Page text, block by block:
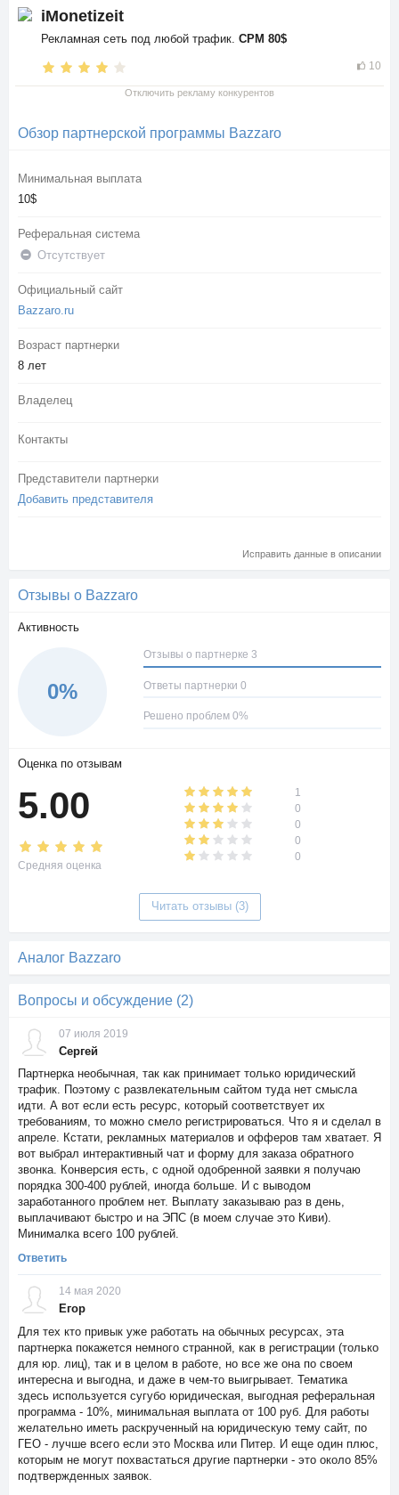
iMonetizeit
Рекламная сеть под любой трафик. CPM 80$
10
Отключить рекламу конкурентов
Обзор партнерской программы Bazzaro
Минимальная выплата
10$
Реферальная система
Отсутствует
Официальный сайт
Bazzaro.ru
Возраст партнерки
8 лет
Владелец
Контакты
Представители партнерки
Добавить представителя
Исправить данные в описании
Отзывы о Bazzaro
Активность
0%
Отзывы о партнерке 3
Ответы партнерки 0
Решено проблем 0%
Оценка по отзывам
5.00
Средняя оценка
1
0
0
0
0
Читать отзывы (3)
Аналог Bazzaro
Вопросы и обсуждение (2)
07 июля 2019
Сергей
Партнерка необычная, так как принимает только юридический
трафик. Поэтому с развлекательным сайтом туда нет смысла
идти. А вот если есть ресурс, который соответствует их
требованиям, то можно смело регистрироваться. Что я и сделал в
апреле. Кстати, рекламных материалов и офферов там хватает. Я
вот выбрал интерактивный чат и форму для заказа обратного
звонка. Конверсия есть, с одной одобренной заявки я получаю
порядка 300-400 рублей, иногда больше. И с выводом
заработанного проблем нет. Выплату заказываю раз в день,
выплачивают быстро и на ЭПС (в моем случае это Киви).
Минималка всего 100 рублей.
Ответить
14 мая 2020
Егор
Для тех кто привык уже работать на обычных ресурсах, эта
партнерка покажется немного странной, как в регистрации (только
для юр. лиц), так и в целом в работе, но все же она по своем
интересна и выгодна, и даже в чем-то выигрывает. Тематика
здесь используется сугубо юридическая, выгодная реферальная
программа - 10%, минимальная выплата от 100 руб. Для работы
желательно иметь раскрученный на юридическую тему сайт, по
ГЕО - лучше всего если это Москва или Питер. И еще один плюс,
которым не могут похвастаться другие партнерки - это около 85%
подтвержденных заявок.